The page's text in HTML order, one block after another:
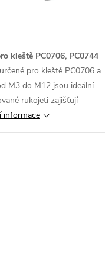
kleště PC0706, PC0744
pro kleště PC0706 a
M3 do M12 jsou ideální
rukojeti zajišťují
informace